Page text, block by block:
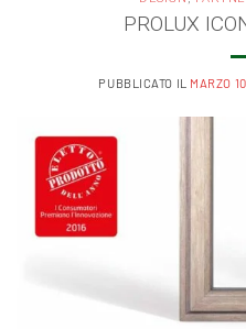
PROLUX
PUBBLICATO IL MARZO